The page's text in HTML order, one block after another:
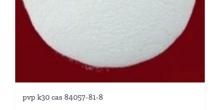
pvp k30 cas 84057-81-8